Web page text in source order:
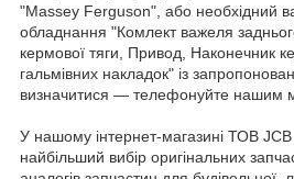
"Massey Ferguson", або необхідний
обладнання "Комлект важеля
кермової тяги, Привод, Наконечник
гальмівних накладок" із
визначитися — телефонуйте нашим
У нашому інтернет-магазині ТОВ
найбільший вибір оригінальних